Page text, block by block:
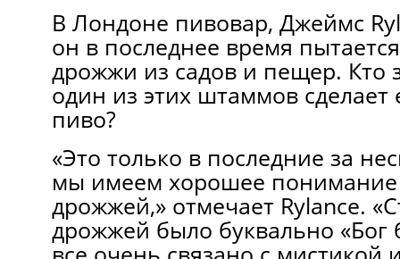
В Лондоне пивовар, Джеймс
он в последнее время
дрожжи из садов и пещер. Кто
один из этих штаммов сделает
пиво?
«Это только в последние за
мы имеем хорошее понимание
дрожжей,» отмечает Rylance.
дрожжей было буквально «Бог